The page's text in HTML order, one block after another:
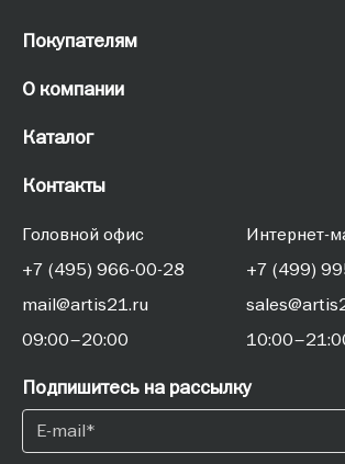
Покупателям
О компании
Каталог
Контакты
Головной офис
+7 (495) 966-00-28
mail@artis21.ru
09:00–20:00
Интернет-
+7 (499)
Подпишитесь на рассылку